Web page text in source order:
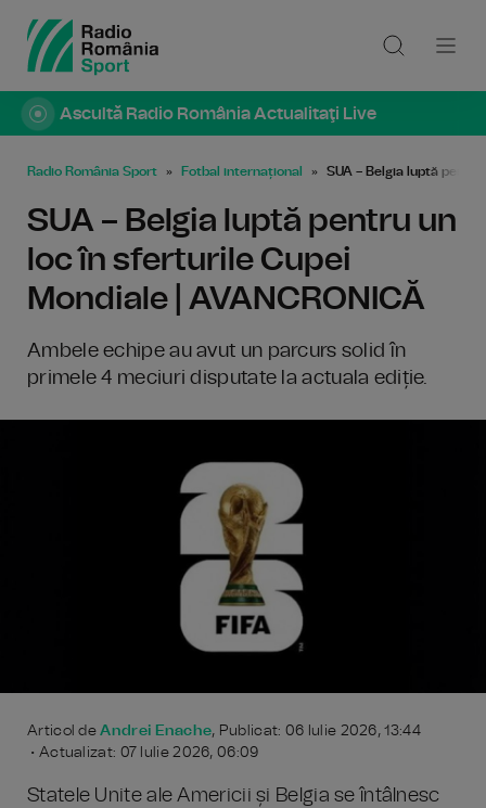
Ascultă Radio România Actualitaţi Live
Radio România Sport Fotbal internațional SUA – Belgia luptă
SUA – Belgia luptă pentru un
loc în sferturile Cupei
Mondiale | AVANCRONICĂ
Ambele echipe au avut un parcurs solid în
primele 4 meciuri disputate la actuala ediție.
Articol deAndrei Enache, Publicat: 06 Iulie 2026, 13:44
• Actualizat: 07 Iulie 2026, 06:09
Statele Unite ale Americii și Belgia se întâlnesc